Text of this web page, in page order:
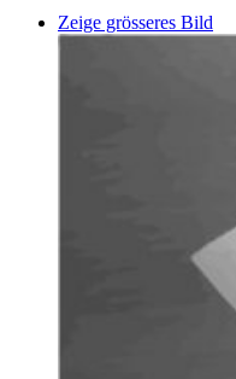
Zeige grösseres Bild